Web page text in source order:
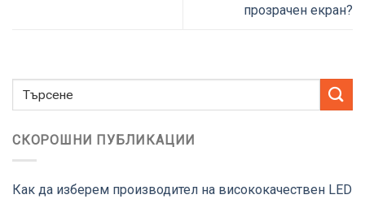
прозрачен екран?
СКОРОШНИ ПУБЛИКАЦИИ
Как да изберем производител на висококачествен LED